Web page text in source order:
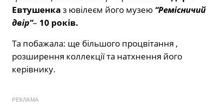
Евтушенка з ювілеєм його музею “Ремісничий
двір”– 10 років.
Та побажала: ще більшого процвітання ,
розширення коллекції та натхнення його
керівнику.
РЕКЛАМА